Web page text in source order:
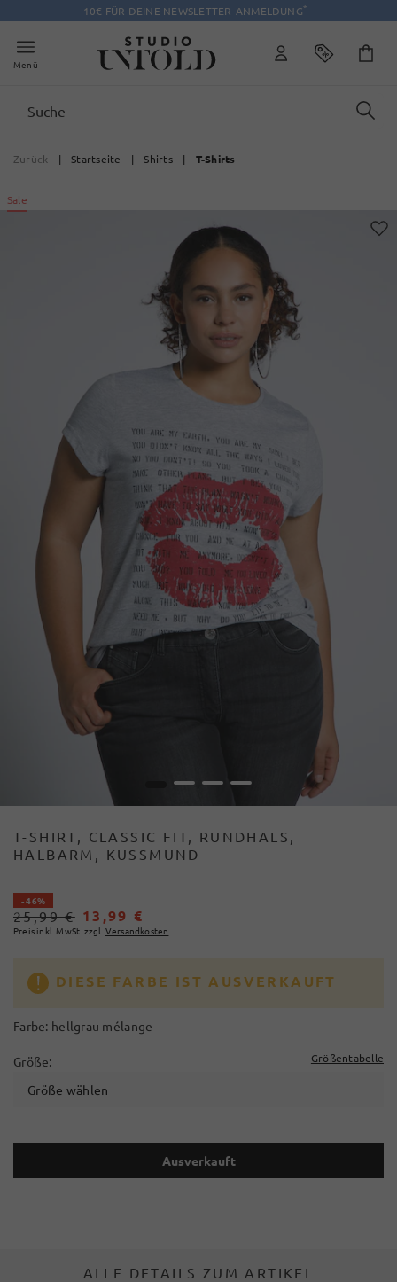
10€ FÜR DEINE NEWSLETTER-ANMELDUNG*
Menü
Zurück | Startseite | Shirts | T-Shirts
Sale
2 3 4
T-SHIRT, CLASSIC FIT, RUNDHALS,
HALBARM, KUSSMUND
- 46%
25,99 € 13,99 €
Preis inkl. MwSt. zzgl. Versandkosten
DIESE FARBE IST AUSVERKAUFT
Farbe: hellgrau mélange
Größe: Größentabelle
Größe wählen
Ausverkauft
ALLE DETAILS ZUM ARTIKEL